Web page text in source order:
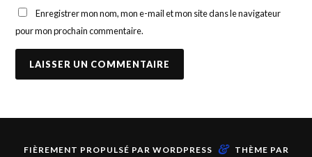
Enregistrer mon nom, mon e-mail et mon site dans le navigateur
pour mon prochain commentaire.
FIÈREMENT PROPULSÉ PAR WORDPRESS & THÈME PAR